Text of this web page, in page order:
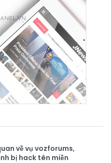
về vụ vozforums,
bị hack tên miền